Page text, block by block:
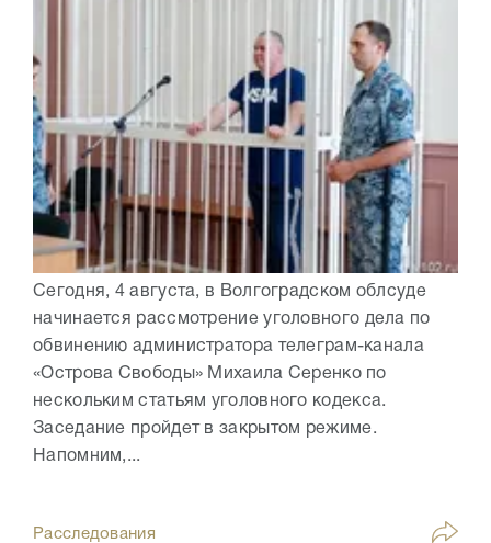
Сегодня, 4 августа, в Волгоградском облсуде
начинается рассмотрение уголовного дела по
обвинению администратора телеграм-канала
«Острова Свободы» Михаила Серенко по
нескольким статьям уголовного кодекса.
Заседание пройдет в закрытом режиме.
Напомним,...
Расследования